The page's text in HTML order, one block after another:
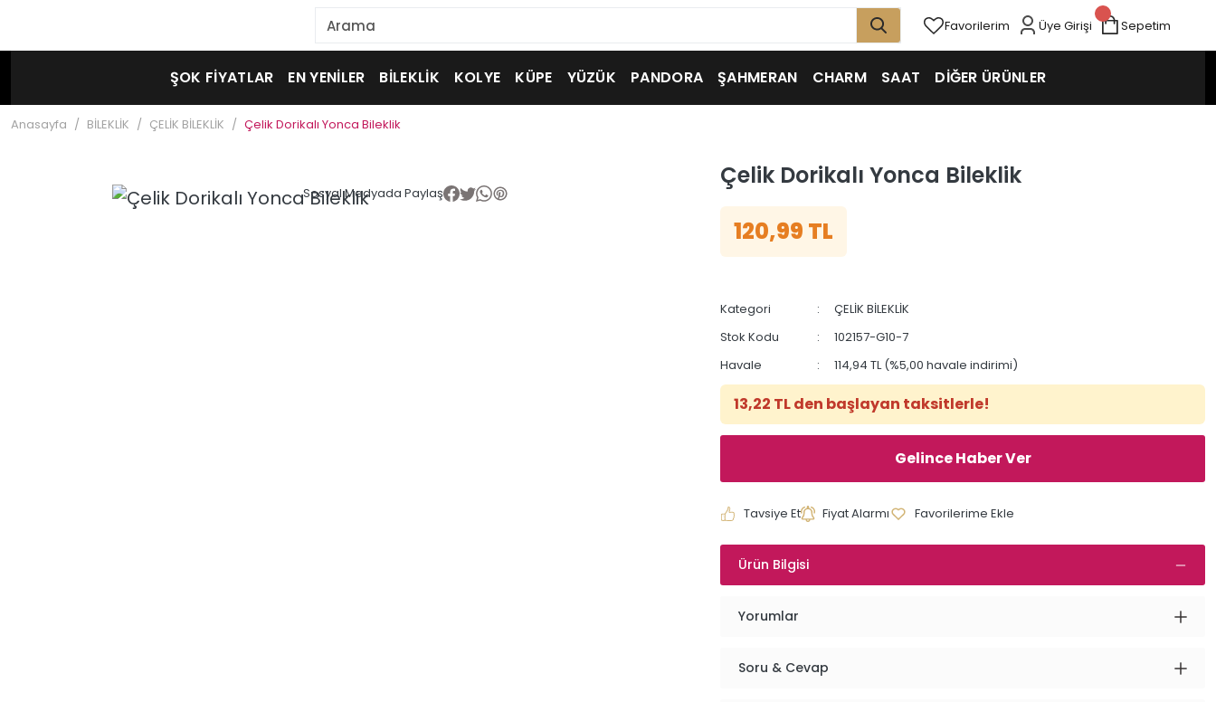
Favorilerim Üye Girişi Sepetim
ŞOK FİYATLAR EN YENİLER BİLEKLİK KOLYE KÜPE YÜZÜK PANDORA ŞAHMERAN CHARM SAAT DİĞER ÜRÜNLER
Anasayfa BİLEKLİK ÇELİK BİLEKLİK Çelik Dorikalı Yonca Bileklik
Sosyal Medyada Paylaş
Çelik Dorikalı Yonca Bileklik
120,99 TL
Kategori
ÇELİK BİLEKLİK
Stok Kodu
102157-G10-7
Havale
114,94 TL (%5,00 havale indirimi)
13,22 TL den başlayan taksitlerle!
Gelince Haber Ver
Tavsiye Et Fiyat Alarmı
Ürün Bilgisi
Yorumlar
Soru & Cevap